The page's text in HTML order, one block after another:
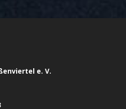
e. V.